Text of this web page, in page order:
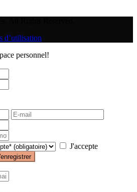
d’utilisation
personnel!
J'accepte